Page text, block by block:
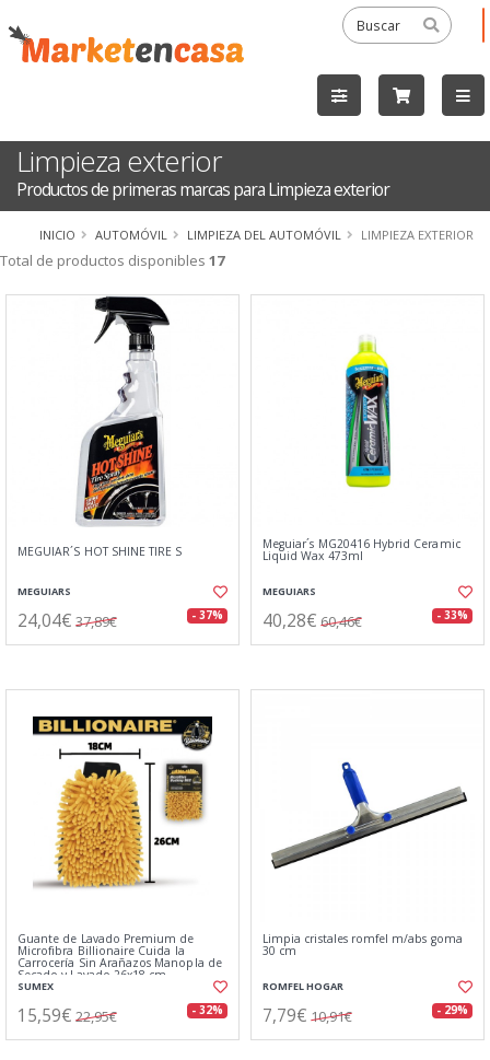
Limpieza exterior
Productos de primeras marcas para Limpieza exterior
INICIO AUTOMÓVIL LIMPIEZA DEL AUTOMÓVIL LIMPIEZA EXTERIOR
Total de productos disponibles 17
MEGUIAR´S HOT SHINE TIRE S
MEGUIARS
24,04€ 37,89€ - 37%
Meguiar´s MG20416 Hybrid Ceramic
Liquid Wax 473ml
MEGUIARS
40,28€ 60,46€ - 33%
Guante de Lavado Premium de
Microfibra Billionaire Cuida la
Carrocería Sin Arañazos Manopla de
Secado y Lavado 26x18 cm
SUMEX
15,59€ 22,95€ - 32%
Limpia cristales romfel m/abs goma
30 cm
ROMFEL HOGAR
7,79€ 10,91€ - 29%